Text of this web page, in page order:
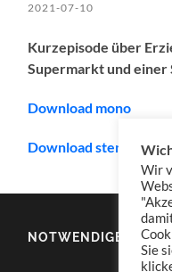
2021-07-10
Kurzepisode über
Supermarkt und einer
Download mono
Download stereo
NOTWENDIGES
Wir
Sie